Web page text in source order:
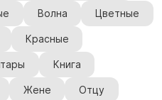
Волна Цветные
Красные
Книга
Жене Отцу